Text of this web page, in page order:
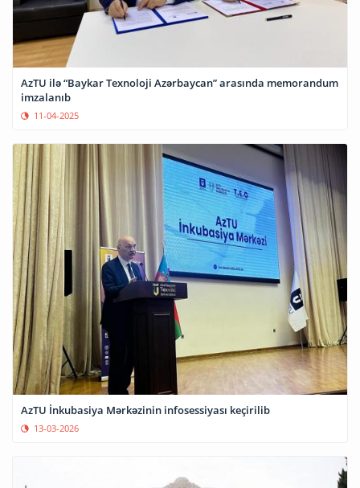
AzTU ilə “Baykar Texnoloji Azərbaycan” arasında memorandum
imzalanıb
11-04-2025
AzTU İnkubasiya Mərkəzinin infosessiyası keçirilib
13-03-2026